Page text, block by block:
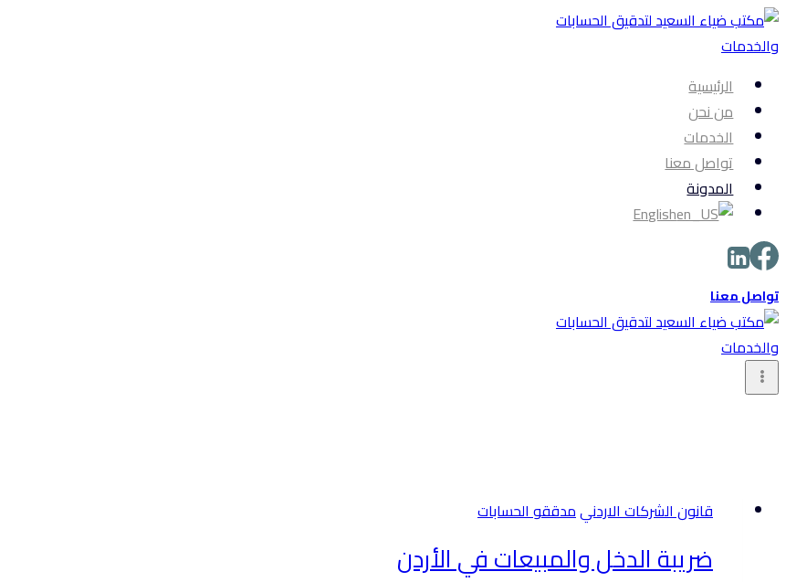
التجاوز
إلى
الرئيسية
من نحن
الخدمات
تواصل معنا
المدونة
English
تواصل معنا
قانون الشركات الاردنيمدققو الحسابات
ضريبة الدخل والمبيعات في الأردن